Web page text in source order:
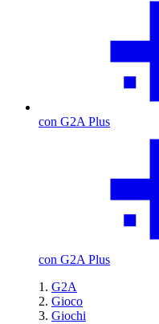
con G2A Plus
con G2A Plus
G2A
Gioco
Giochi